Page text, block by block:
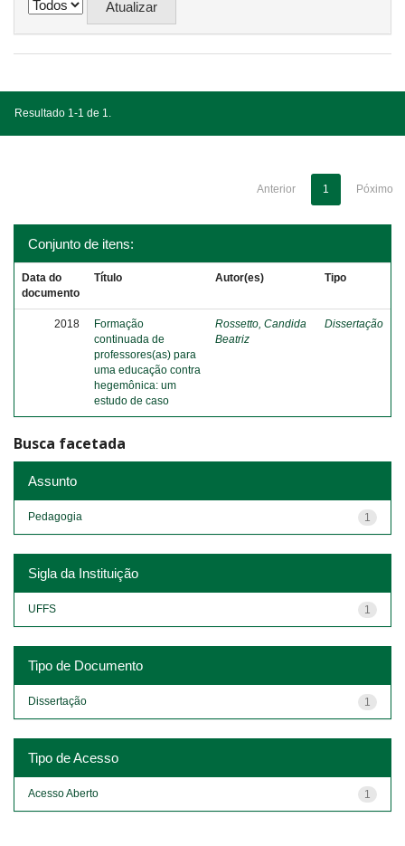
Resultado 1-1 de 1.
Anterior 1 Póximo
Conjunto de itens:
Data do
documento
Título Autor(es) Tipo
2018
Formação
continuada de
professores(as) para
uma educação contra
hegemônica: um
estudo de caso
Rossetto, Candida
Beatriz
Dissertação
Busca facetada
Assunto
1
Pedagogia
Sigla da Instituição
1
UFFS
Tipo de Documento
1
Dissertação
Tipo de Acesso
1
Acesso Aberto